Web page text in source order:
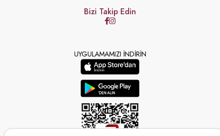
Bizi Takip Edin
UYGULAMAMIZI İNDİRİN